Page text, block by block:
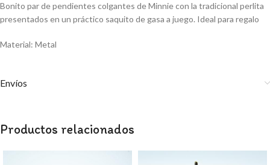
Bonito par de pendientes colgantes de Minnie con la tradicional perlita
presentados en un práctico saquito de gasa a juego. Ideal para regalo
Material: Metal
Envíos
Productos relacionados